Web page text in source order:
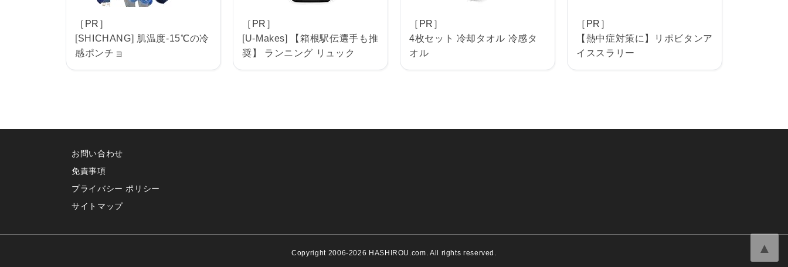
［PR］
[SHICHANG] 肌温度-15℃の冷
感ポンチョ
［PR］
[U-Makes] 【箱根駅伝選手も推
奨】 ランニング リュック
［PR］
4枚セット 冷却タオル 冷感タ
オル
［PR］
【熱中症対策に】リポビタンア
イススラリー
お問い合わせ
免責事項
プライバシー ポリシー
サイトマップ
Copyright 2006-2026 HASHIROU.com. All rights reserved. ▲